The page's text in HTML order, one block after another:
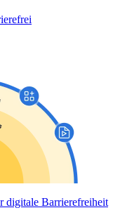
digitale Barrierefreiheit